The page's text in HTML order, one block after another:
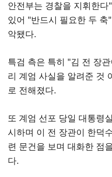
안전부는 경찰을 지휘한
있어 "반드시 필요한 두
악됐다.
특검 측은 특히 "김 전 장
리 계엄 사실을 알려준 것
로 전해졌다.
또 계엄 선포 당일 대통령
시하며 이 전 장관이 한덕
련 문건을 보며 대화한 점
다.